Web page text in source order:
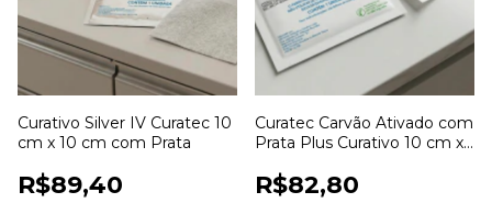
Curativo Silver IV Curatec 10
cm x 10 cm com Prata
R$89,40
Curatec Carvão Ativado com
Prata Plus Curativo 10 cm x
R$82,80